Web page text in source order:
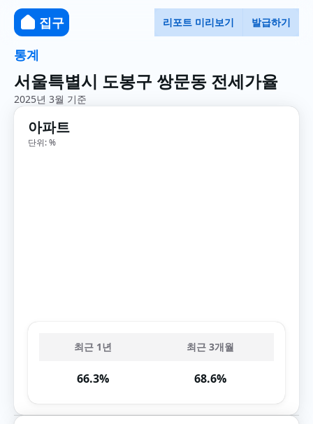
집구 리포트 미리보기 발급하기
통계
서울특별시 도봉구 쌍문동 전세가율
2025년 3월 기준
아파트
단위: %
최근 1년 최근 3개월
66.3% 68.6%